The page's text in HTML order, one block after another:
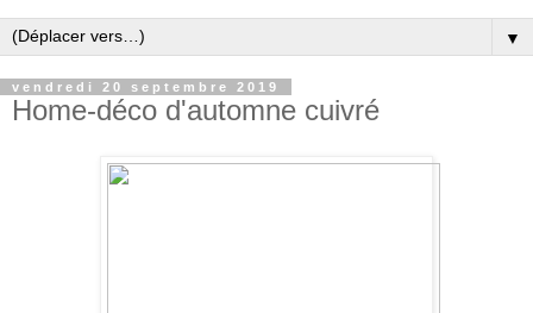
▼
vendredi 20 septembre 2019
Home-déco d'automne cuivré